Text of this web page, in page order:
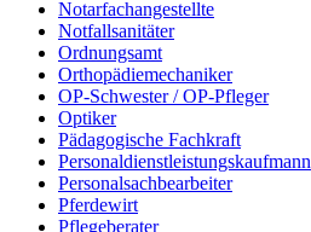
Notarfachangestellte
Notfallsanitäter
Ordnungsamt
Orthopädiemechaniker
OP-Schwester / OP-Pfleger
Optiker
Pädagogische Fachkraft
Personaldienstleistungskaufmann
Personalsachbearbeiter
Pferdewirt
Pflegeberater